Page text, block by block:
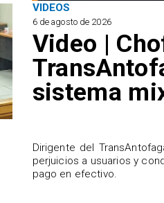
VIDEOS
6 de agosto de 2026
Video |
sistema
​Dirigente del
perjuicios a usuarios y
pago en efectivo.